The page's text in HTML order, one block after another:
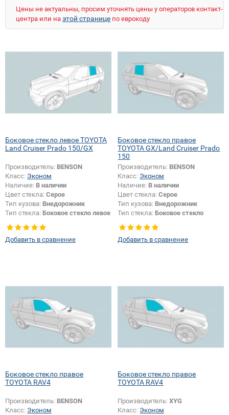
Цены не актуальны, просим уточнять цены у операторов контакт-
центра или на этой странице по еврокоду
Боковое стекло левое TOYOTA
Land Cruiser Prado 150/GX
Производитель: BENSON
Класс: Эконом
Наличие: В наличии
Цвет стекла: Серое
Тип кузова: Внедорожник
Тип стекла: Боковое стекло левое
Добавить в сравнение
Боковое стекло правое
TOYOTA GX/Land Cruiser Prado
150
Производитель: BENSON
Класс: Эконом
Наличие: В наличии
Цвет стекла:Серое
Тип кузова: Внедорожник
Тип стекла: Боковое стекло
Добавить в сравнение
Боковое стекло правое
TOYOTA RAV4
Производитель: BENSON
Класс: Эконом
Боковое стекло правое
TOYOTA RAV4
Производитель:XYG
Класс: Эконом